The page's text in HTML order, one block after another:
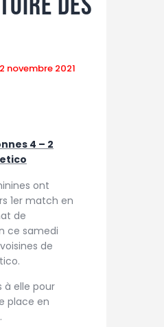
novembre 2021
4 – 2
ont
1er match en
de
ce samedi
de
à elle pour
place en